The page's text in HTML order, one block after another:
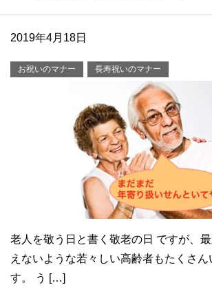
2019年4月18日
お祝いのマナー 長寿祝いのマナー
老人を敬う日と書く敬老の日 ですが、
えないような若々しい高齢者もたくさん
す。 う […]